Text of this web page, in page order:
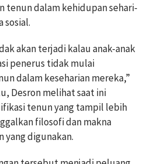
tenun dalam kehidupan sehari-
sosial.
akan terjadi kalau anak-anak
penerus tidak mulai
dalam keseharian mereka,”
Desron melihat saat ini
tenun yang tampil lebih
filosofi dan makna
yang digunakan.